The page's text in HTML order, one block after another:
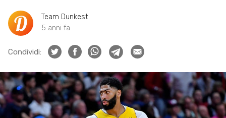
Team Dunkest
5 anni fa
Condividi: